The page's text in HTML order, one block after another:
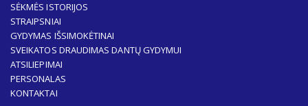
SĖKMĖS ISTORIJOS
STRAIPSNIAI
GYDYMAS IŠSIMOKĖTINAI
SVEIKATOS DRAUDIMAS DANTŲ GYDYMUI
ATSILIEPIMAI
PERSONALAS
KONTAKTAI